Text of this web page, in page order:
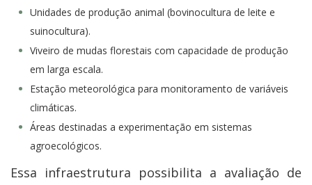
Unidades de produção animal (bovinocultura de leite e
suinocultura).
Viveiro de mudas florestais com capacidade de produção
em larga escala.
Estação meteorológica para monitoramento de variáveis
climáticas.
Áreas destinadas a experimentação em sistemas
agroecológicos.
Essa infraestrutura possibilita a avaliação de